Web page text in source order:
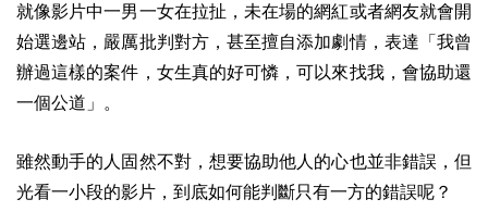
就像影片中一男一女在拉扯，未在場的網紅或者網友就會開
始選邊站，嚴厲批判對方，甚至擅自添加劇情，表達「我曾
辦過這樣的案件，女生真的好可憐，可以來找我，會協助還
一個公道」。
雖然動手的人固然不對，想要協助他人的心也並非錯誤，但
光看一小段的影片，到底如何能判斷只有一方的錯誤呢？